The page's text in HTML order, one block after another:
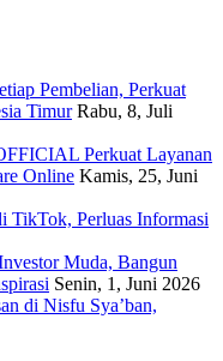
Pembelian, Perkuat
Timur Rabu, 8, Juli
Perkuat Layanan
Online Kamis, 25, Juni
TikTok, Perluas Informasi
Muda, Bangun
Senin, 1, Juni 2026
di Nisfu Sya’ban,